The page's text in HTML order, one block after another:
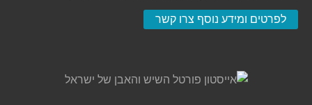
לפרטים ומידע נוסף צרו קשר